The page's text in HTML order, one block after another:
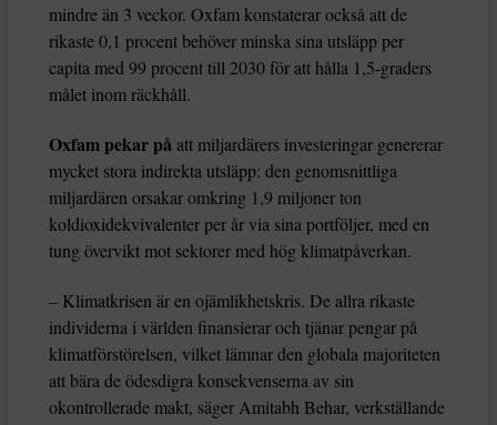
mindre än 3 veckor. Oxfam konstaterar också att de
rikaste 0,1 procent behöver minska sina utsläpp per
capita med 99 procent till 2030 för att hålla 1,5-graders
målet inom räckhåll.
Oxfam pekar påatt miljardärers investeringar genererar
mycket stora indirekta utsläpp: den genomsnittliga
miljardären orsakar omkring 1,9 miljoner ton
koldioxidekvivalenter per år via sina portföljer, med en
tung övervikt mot sektorer med hög klimatpåverkan.
– Klimatkrisen är en ojämlikhetskris. De allra rikaste
individerna i världen finansierar och tjänar pengar på
klimatförstörelsen, vilket lämnar den globala majoriteten
att bära de ödesdigra konsekvenserna av sin
okontrollerade makt, säger Amitabh Behar, verkställande